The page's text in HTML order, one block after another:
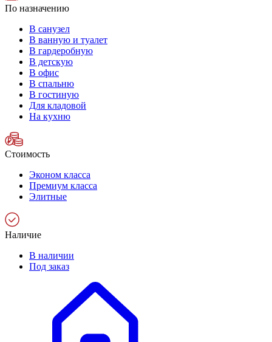
По назначению
В санузел
В ванную и туалет
В гардеробную
В детскую
В офис
В спальню
В гостиную
Для кладовой
На кухню
Стоимость
Эконом класса
Премиум класса
Элитные
Наличие
В наличии
Под заказ